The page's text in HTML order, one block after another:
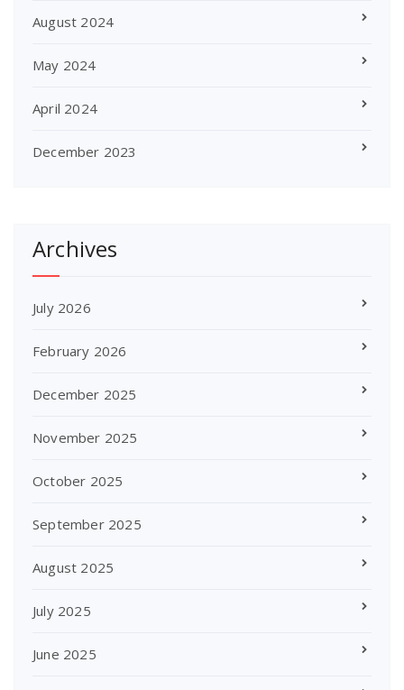
August 2024
May 2024
April 2024
December 2023
Archives
July 2026
February 2026
December 2025
November 2025
October 2025
September 2025
August 2025
July 2025
June 2025